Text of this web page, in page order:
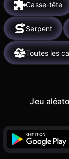
Casse-tête
Serpent
Toutes les
Jeu